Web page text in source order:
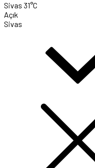
Sivas 31°C
Açık
Sivas